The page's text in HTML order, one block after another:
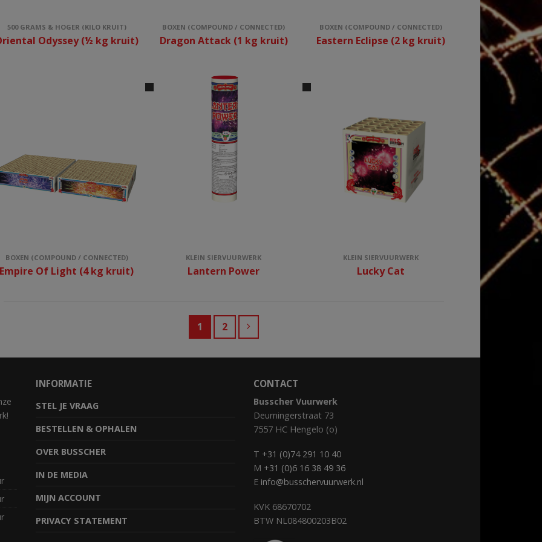
500 GRAMS & HOGER (KILO KRUIT)
Odyssey (½ kg kruit)
BOXEN (COMPOUND / CONNECTED)
Dragon Attack (1 kg kruit)
BOXEN (COMPOUND / CONNECTED)
Eastern Eclipse (2 kg kruit)
BOXEN (COMPOUND / CONNECTED)
Empire Of Light (4 kg kruit)
KLEIN SIERVUURWERK
Lantern Power
KLEIN SIERVUURWERK
Lucky Cat
1 2
INFORMATIE
STEL JE VRAAG
BESTELLEN & OPHALEN
OVER BUSSCHER
IN DE MEDIA
MIJN ACCOUNT
PRIVACY STATEMENT
CONTACT
Busscher Vuurwerk
Deurningerstraat 73
7557 HC Hengelo (o)
T +31 (0)74 291 10 40
M +31 (0)6 16 38 49 36
E info@busschervuurwerk.nl
KVK 68670702
BTW NL084800203B02